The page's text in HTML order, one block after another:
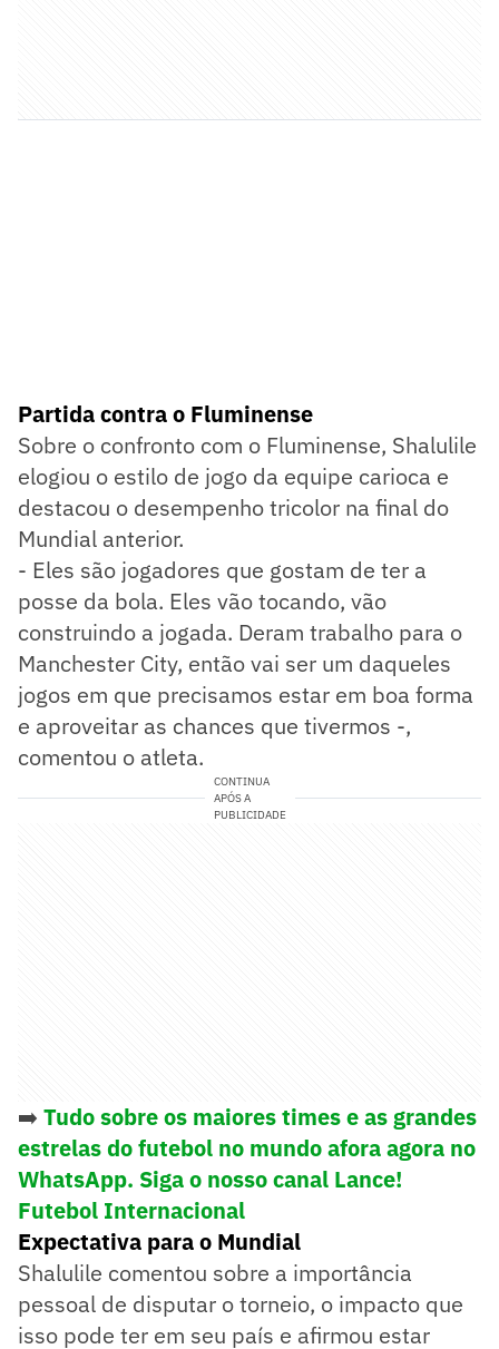
Partida contra o Fluminense
Sobre o confronto com o Fluminense, Shalulile
elogiou o estilo de jogo da equipe carioca e
destacou o desempenho tricolor na final do
Mundial anterior.
- Eles são jogadores que gostam de ter a
posse da bola. Eles vão tocando, vão
construindo a jogada. Deram trabalho para o
Manchester City, então vai ser um daqueles
jogos em que precisamos estar em boa forma
e aproveitar as chances que tivermos -,
comentou o atleta.
CONTINUA
APÓS A
PUBLICIDADE
➡️ Tudo sobre os maiores times e as grandes
estrelas do futebol no mundo afora agora no
WhatsApp. Siga o nosso canal Lance!
Futebol Internacional
Expectativa para o Mundial
Shalulile comentou sobre a importância
pessoal de disputar o torneio, o impacto que
isso pode ter em seu país e afirmou estar